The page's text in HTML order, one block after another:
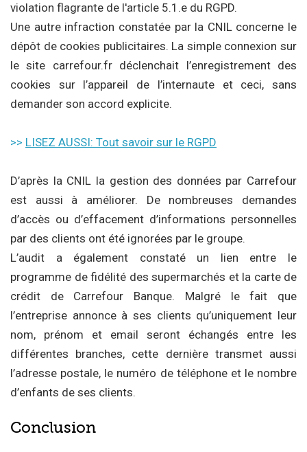
violation flagrante de l'article 5.1.e du RGPD.
Une autre infraction constatée par la CNIL concerne le
dépôt de cookies publicitaires. La simple connexion sur
le site carrefour.fr déclenchait l’enregistrement des
cookies sur l’appareil de l’internaute et ceci, sans
demander son accord explicite.
>> LISEZ AUSSI: Tout savoir sur le RGPD
D’après la CNIL la gestion des données par Carrefour
est aussi à améliorer. De nombreuses demandes
d’accès ou d’effacement d’informations personnelles
par des clients ont été ignorées par le groupe.
L’audit a également constaté un lien entre le
programme de fidélité des supermarchés et la carte de
crédit de Carrefour Banque. Malgré le fait que
l’entreprise annonce à ses clients qu’uniquement leur
nom, prénom et email seront échangés entre les
différentes branches, cette dernière transmet aussi
l’adresse postale, le numéro de téléphone et le nombre
d’enfants de ses clients.
Conclusion